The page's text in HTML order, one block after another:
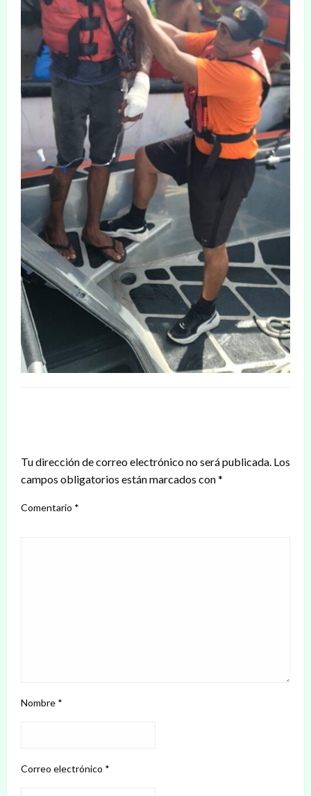
Tu dirección de correo electrónico no será publicada. Los
campos obligatorios están marcados con*
Comentario *
Nombre *
Correo electrónico *